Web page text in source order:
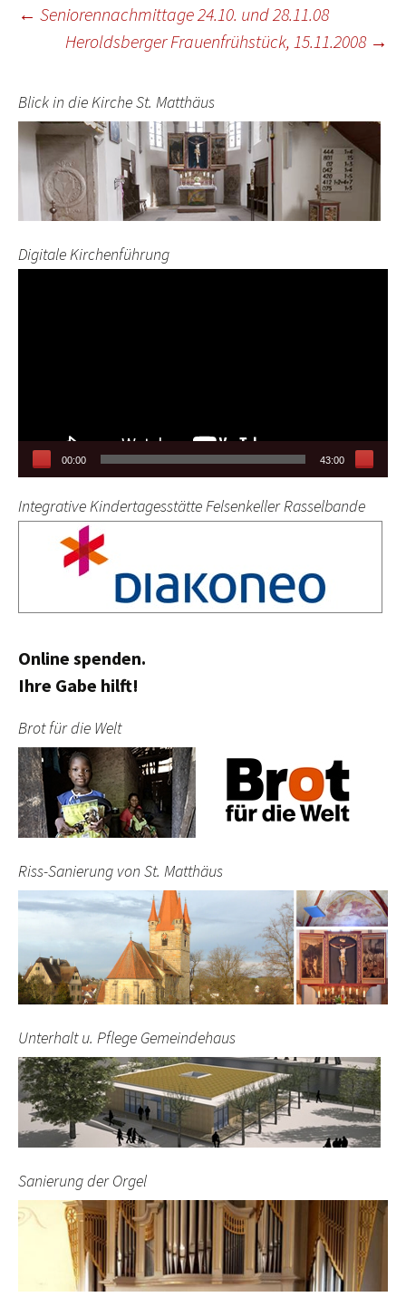
Beitragsnavigation
← Seniorennachmittage 24.10. und 28.11.08
Heroldsberger Frauenfrühstück, 15.11.2008 →
Blick in die Kirche St. Matthäus
Digitale Kirchenführung
00:00 43:00
Integrative Kindertagesstätte Felsenkeller Rasselbande
Online spenden.
Ihre Gabe hilft!
Brot für die Welt
Riss-Sanierung von St. Matthäus
Unterhalt u. Pflege Gemeindehaus
Sanierung der Orgel